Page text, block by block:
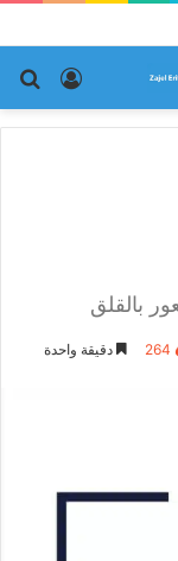
تسجيل
الدخول
بالقلق
264 دقيقة واحدة